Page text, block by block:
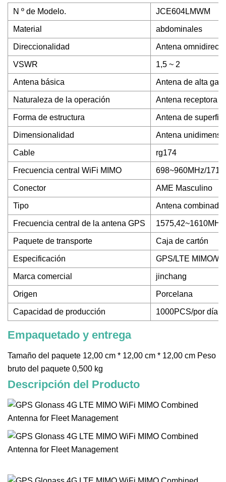
N º de Modelo. JCE604LMWM
Material abdominales
Direccionalidad Antena
VSWR 1,5 ~ 2
Antena básica Antena de alta
Naturaleza de la operación Antena receptora
Forma de estructura Antena de
Dimensionalidad Antena
Cable rg174
Frecuencia central WiFi MIMO 698~960MHz/
Conector AME Masculino
Tipo Antena combinada
Frecuencia central de la antena GPS 1575,42~1610MHz
Paquete de transporte Caja de cartón
Especificación GPS/LTE MIMO/
Marca comercial jinchang
Origen Porcelana
Capacidad de producción 1000PCS/por día
Empaquetado y entrega
Tamaño del paquete 12,00 cm * 12,00 cm * 12,00 cm Peso
bruto del paquete 0,500 kg
Descripción del Producto